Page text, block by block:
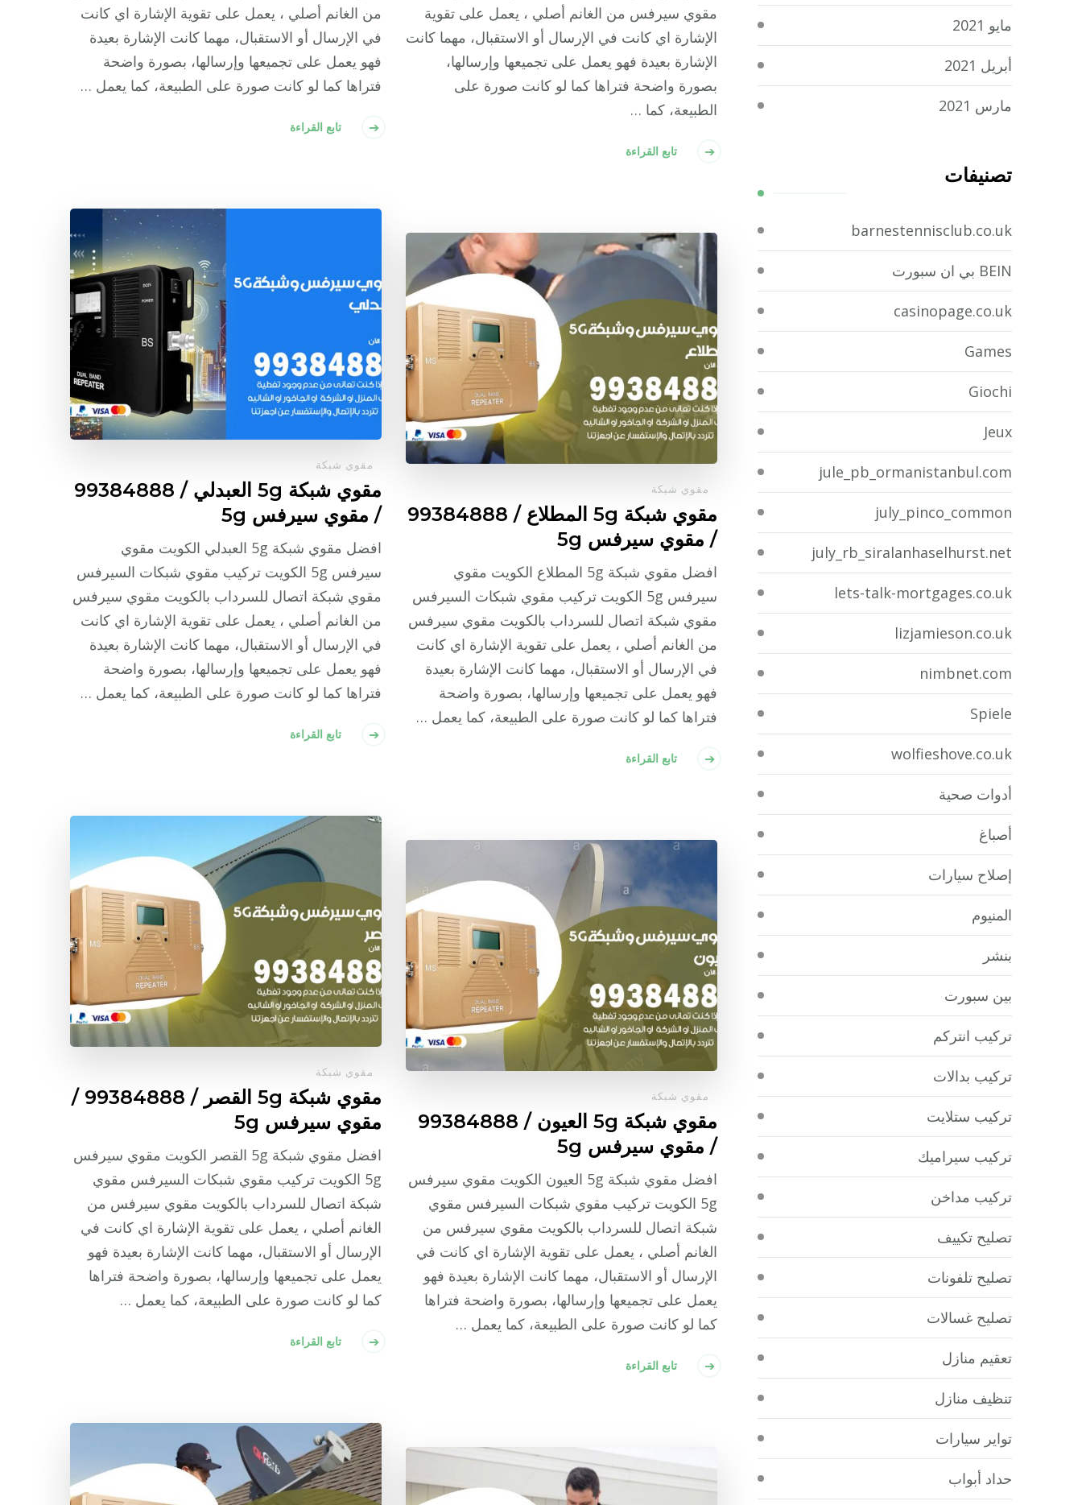
مقوي سيرفس من الغانم أصلي ، يعمل على تقوية
الإشارة اي كانت في الإرسال أو الاستقبال، مهما كانت
الإشارة بعيدة فهو يعمل على تجميعها وإرسالها،
بصورة واضحة فتراها كما لو كانت صورة على
الطبيعة، كما …
تابع القراءة
من الغانم أصلي ، يعمل على تقوية الإشارة اي كانت
في الإرسال أو الاستقبال، مهما كانت الإشارة بعيدة
فهو يعمل على تجميعها وإرسالها، بصورة واضحة
فتراها كما لو كانت صورة على الطبيعة، كما يعمل …
تابع القراءة
مقوي شبكة
مقوي شبكة 5g العبدلي / 99384888
/ مقوي سيرفس 5g
افضل مقوي شبكة 5g العبدلي الكويت مقوي
سيرفس 5g الكويت تركيب مقوي شبكات السيرفس
مقوي شبكة اتصال للسرداب بالكويت مقوي سيرفس
من الغانم أصلي ، يعمل على تقوية الإشارة اي كانت
في الإرسال أو الاستقبال، مهما كانت الإشارة بعيدة
فهو يعمل على تجميعها وإرسالها، بصورة واضحة
فتراها كما لو كانت صورة على الطبيعة، كما يعمل …
تابع القراءة
مقوي شبكة
مقوي شبكة 5g المطلاع / 99384888
/ مقوي سيرفس 5g
افضل مقوي شبكة 5g المطلاع الكويت مقوي
سيرفس 5g الكويت تركيب مقوي شبكات السيرفس
مقوي شبكة اتصال للسرداب بالكويت مقوي سيرفس
من الغانم أصلي ، يعمل على تقوية الإشارة اي كانت
في الإرسال أو الاستقبال، مهما كانت الإشارة بعيدة
فهو يعمل على تجميعها وإرسالها، بصورة واضحة
فتراها كما لو كانت صورة على الطبيعة، كما يعمل …
تابع القراءة
مقوي شبكة
مقوي شبكة 5g القصر / 99384888 /
مقوي سيرفس 5g
افضل مقوي شبكة 5g القصر الكويت مقوي سيرفس
5g الكويت تركيب مقوي شبكات السيرفس مقوي
شبكة اتصال للسرداب بالكويت مقوي سيرفس من
الغانم أصلي ، يعمل على تقوية الإشارة اي كانت في
الإرسال أو الاستقبال، مهما كانت الإشارة بعيدة فهو
يعمل على تجميعها وإرسالها، بصورة واضحة فتراها
كما لو كانت صورة على الطبيعة، كما يعمل …
تابع القراءة
مقوي شبكة
مقوي شبكة 5g العيون / 99384888
/ مقوي سيرفس 5g
افضل مقوي شبكة 5g العيون الكويت مقوي سيرفس
5g الكويت تركيب مقوي شبكات السيرفس مقوي
شبكة اتصال للسرداب بالكويت مقوي سيرفس من
الغانم أصلي ، يعمل على تقوية الإشارة اي كانت في
الإرسال أو الاستقبال، مهما كانت الإشارة بعيدة فهو
يعمل على تجميعها وإرسالها، بصورة واضحة فتراها
كما لو كانت صورة على الطبيعة، كما يعمل …
تابع القراءة
مايو 2021
أبريل 2021
مارس 2021
تصنيفات
barnestennisclub.co.uk
BEIN بي ان سبورت
casinopage.co.uk
Games
Giochi
Jeux
jule_pb_ormanistanbul.com
july_pinco_common
july_rb_siralanhaselhurst.net
lets-talk-mortgages.co.uk
lizjamieson.co.uk
nimbnet.com
Spiele
wolfieshove.co.uk
أدوات صحية
أصباغ
إصلاح سيارات
المنيوم
بنشر
بين سبورت
تركيب انتركم
تركيب بدالات
تركيب ستلايت
تركيب سيراميك
تركيب مداخن
تصليح تكييف
تصليح تلفونات
تصليح غسالات
تعقيم منازل
تنظيف منازل
تواير سيارات
حداد أبواب